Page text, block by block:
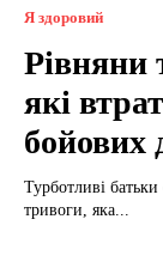
Я здоровий
Рівняни
які
бойових
Турботливі батьки
тривоги, яка...